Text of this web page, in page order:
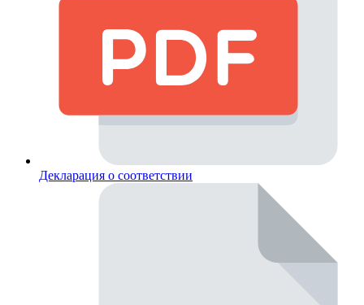
Декларация о соответствии